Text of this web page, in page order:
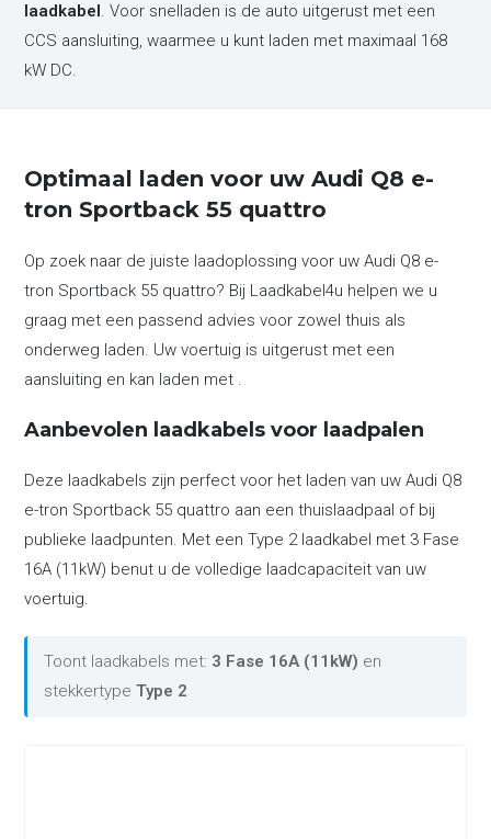
laadkabel. Voor snelladen is de auto uitgerust met een
CCS aansluiting, waarmee u kunt laden met maximaal 168
kW DC.
Optimaal laden voor uw Audi Q8 e-
tron Sportback 55 quattro
Op zoek naar de juiste laadoplossing voor uw Audi Q8 e-
tron Sportback 55 quattro? Bij Laadkabel4u helpen we u
graag met een passend advies voor zowel thuis als
onderweg laden. Uw voertuig is uitgerust met een
aansluiting en kan laden met .
Aanbevolen laadkabels voor laadpalen
Deze laadkabels zijn perfect voor het laden van uw Audi Q8
e-tron Sportback 55 quattro aan een thuislaadpaal of bij
publieke laadpunten. Met een Type 2 laadkabel met 3 Fase
16A (11kW) benut u de volledige laadcapaciteit van uw
voertuig.
Toont laadkabels met: 3 Fase 16A (11kW) en
stekkertypeType 2